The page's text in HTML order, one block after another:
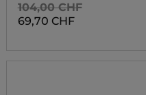
104,00 CHF
69,70 CHF